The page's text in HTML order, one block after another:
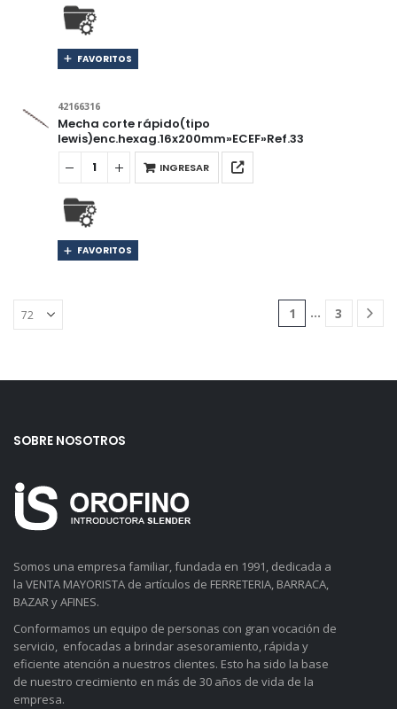
FAVORITOS
42166316
Mecha corte rápido(tipo
lewis)enc.hexag.16x200mm»ECEF»Ref.33
INGRESAR
FAVORITOS
1 … 3
SOBRE NOSOTROS
Somos una empresa familiar, fundada en 1991, dedicada a
la VENTA MAYORISTA de artículos de FERRETERIA, BARRACA,
BAZAR y AFINES.
Conformamos un equipo de personas con gran vocación de
servicio, enfocadas a brindar asesoramiento, rápida y
eficiente atención a nuestros clientes. Esto ha sido la base
de nuestro crecimiento en más de 30 años de vida de la
empresa.